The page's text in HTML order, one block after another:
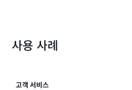
사용 사례
고객 서비스